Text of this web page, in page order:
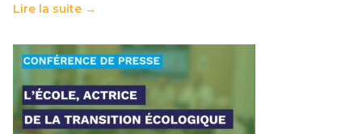
Lire la suite →